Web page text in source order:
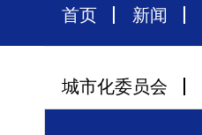
首页 新闻
城市化委员会